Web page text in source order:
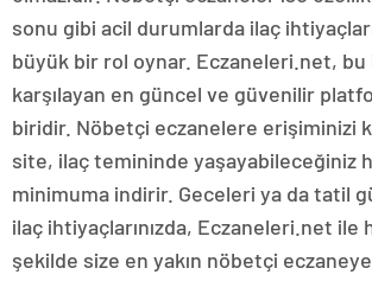
sonu gibi acil durumlarda ilaç
büyük bir rol oynar. Eczaneleri.net, bu
karşılayan en güncel ve güvenilir
biridir. Nöbetçi eczanelere erişiminizi
site, ilaç temininde yaşayabileceğiniz
minimuma indirir. Geceleri ya da tatil
ilaç ihtiyaçlarınızda, Eczaneleri.net ile
şekilde size en yakın nöbetçi